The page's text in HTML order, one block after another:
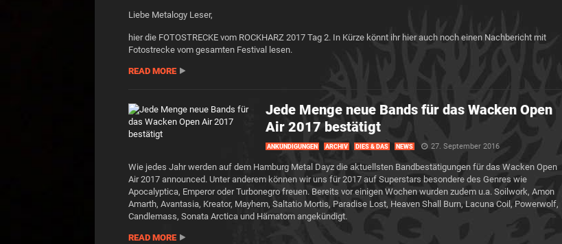
Liebe Metalogy Leser,
hier die FOTOSTRECKE vom ROCKHARZ 2017 Tag 2. In Kürze könnt ihr hier auch noch einen Nachbericht mit
Fotostrecke vom gesamten Festival lesen.
READ MORE
Jede Menge neue Bands für das Wacken Open
Air 2017 bestätigt
ANKÜNDIGUNGEN ARCHIV DIES & DAS NEWS 27. September 2016
Wie jedes Jahr werden auf dem Hamburg Metal Dayz die aktuellsten Bandbestätigungen für das Wacken Open
Air 2017 announced. Unter anderem können wir uns für 2017 auf Superstars besondere des Genres wie
Apocalyptica, Emperor oder Turbonegro freuen. Bereits vor einigen Wochen wurden zudem u.a. Soilwork, Amon
Amarth, Avantasia, Kreator, Mayhem, Saltatio Mortis, Paradise Lost, Heaven Shall Burn, Lacuna Coil, Powerwolf,
Candlemass, Sonata Arctica und Hämatom angekündigt.
READ MORE